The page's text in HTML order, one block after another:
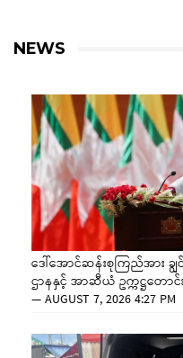
NEWS
ဒေါ်အောင်ဆန်းစုကြည်အား ချွ
ဌာနနှင့် အာဆီယံ ဥက္ကဋ္ဌတော
—AUGUST 7, 2026 4:27 PM